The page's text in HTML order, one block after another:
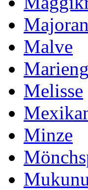
Majoran
Malve
Melisse
Minze